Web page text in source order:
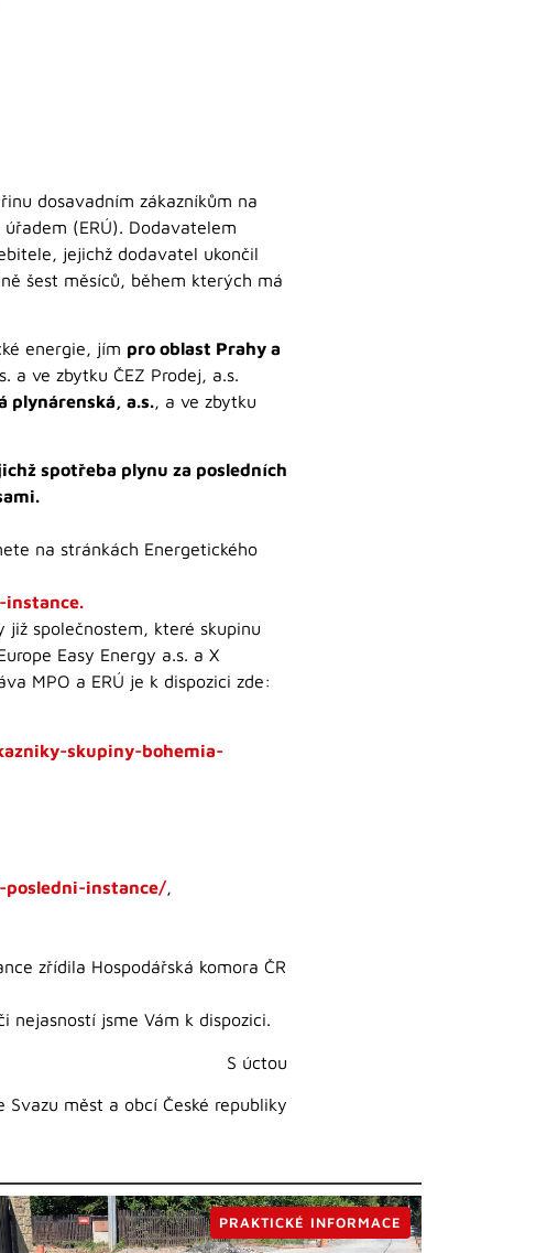
dosavadním zákazníkům na
(ERÚ). Dodavatelem
jejichž dodavatel ukončil
šest měsíců, během kterých má
energie, jím pro oblast Prahy a
a ve zbytku ČEZ Prodej, a.s.
plynárenská, a.s., a ve zbytku
spotřeba plynu za posledních
na stránkách Energetického
již společnostem, které skupinu
Easy Energy a.s. a X
MPO a ERÚ je k dispozici zde:
skupiny-bohemia-
instance/,
zřídila Hospodářská komora ČR
nejasností jsme Vám k dispozici.
S úctou
měst a obcí České republiky
PRAKTICKÉ INFORMACE